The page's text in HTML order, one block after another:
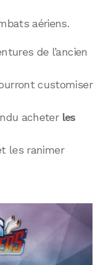
aériens.
de l’ancien
customiser
acheter les
les ranimer